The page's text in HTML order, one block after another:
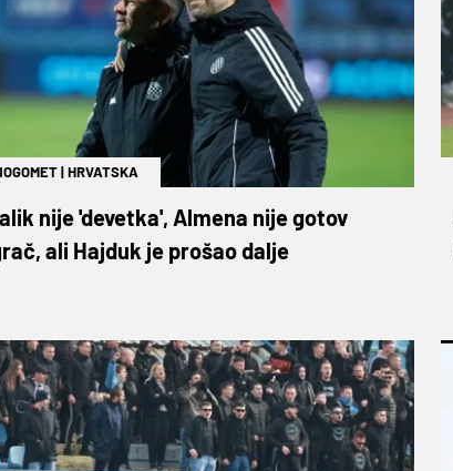
|HRVATSKA
nije 'devetka', Almena nije gotov
ali Hajduk je prošao dalje